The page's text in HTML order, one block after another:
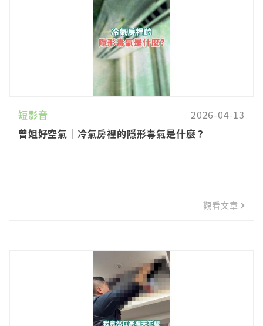
短影音
2026-04-13
曾姐好空氣｜冷氣房裡的隱形毒氣是什麼？
觀看文章